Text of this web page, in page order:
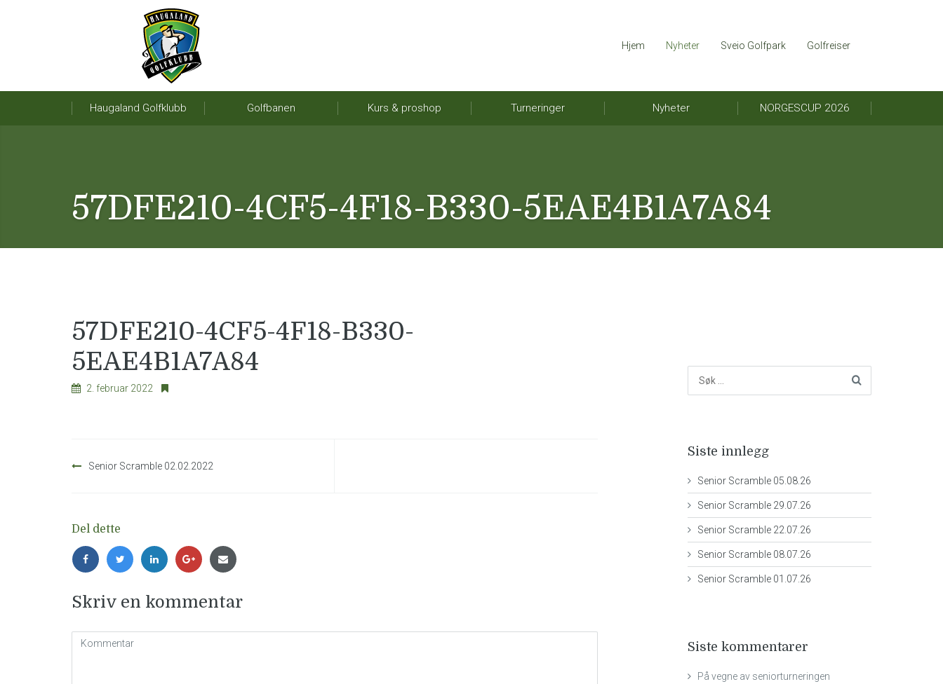
Hjem Nyheter Sveio Golfpark Golfreiser
Haugaland Golfklubb Golfbanen Kurs & proshop Turneringer Nyheter NORGESCUP 2026
57DFE210-4CF5-4F18-B330-5EAE4B1A7A84
57DFE210-4CF5-4F18-B330-
5EAE4B1A7A84
2. februar 2022
Senior Scramble 02.02.2022
Del dette
Skriv en kommentar
Kommentar
Siste innlegg
Senior Scramble 05.08.26
Senior Scramble 29.07.26
Senior Scramble 22.07.26
Senior Scramble 08.07.26
Senior Scramble 01.07.26
Siste kommentarer
På vegne av seniorturneringen